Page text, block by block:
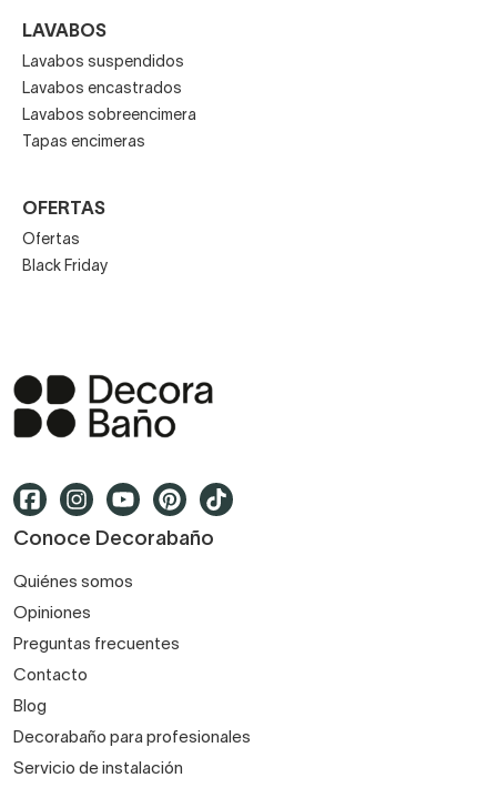
LAVABOS
Lavabos suspendidos
Lavabos encastrados
Lavabos sobreencimera
Tapas encimeras
OFERTAS
Ofertas
Black Friday
Conoce Decorabaño
Quiénes somos
Opiniones
Preguntas frecuentes
Contacto
Blog
Decorabaño para profesionales
Servicio de instalación